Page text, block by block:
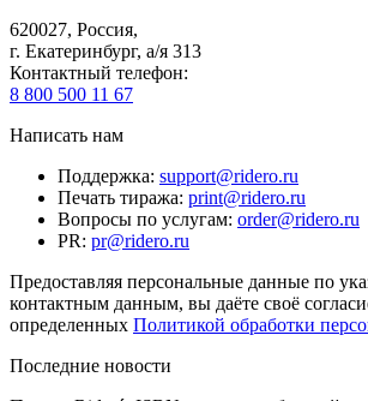
620027, Россия,
г. Екатеринбург, а/я 313
Контактный телефон:
8 800 500 11 67
Написать нам
Поддержка: support@ridero.ru
Печать тиража: print@ridero.ru
Вопросы по услугам: order@ridero.ru
PR: pr@ridero.ru
Предоставляя персональные данные по
контактным данным, вы даёте своё
определенных Политикой обработки
Последние новости